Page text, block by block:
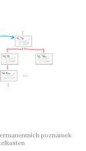
poznámek